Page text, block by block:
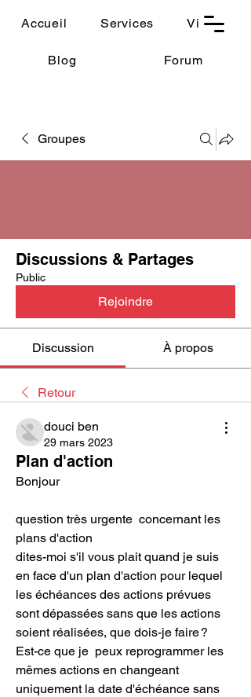
THAUMASIA
Accueil Services Vidéos
Blog Forum
Groupes
Discussions & Partages
Public
Rejoindre
Discussion À propos
Retour
douci ben
29 mars 2023
Plan d'action
Bonjour
question très urgente  concernant les
plans d'action
dites-moi s'il vous plait quand je suis
en face d'un plan d'action pour lequel
les échéances des actions prévues
sont dépassées sans que les actions
soient réalisées, que dois-je faire ?
Est-ce que je  peux reprogrammer les
mêmes actions en changeant
uniquement la date d'échéance sans